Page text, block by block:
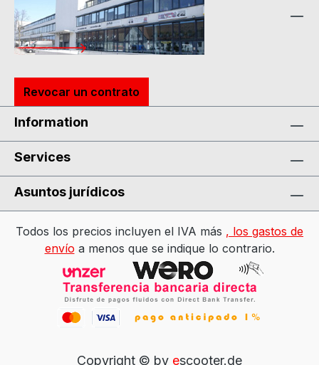
Revocar un contrato
Information
Services
Asuntos jurídicos
Todos los precios incluyen el IVA más , los gastos de
envío a menos que se indique lo contrario.
Copyright © by escooter.de